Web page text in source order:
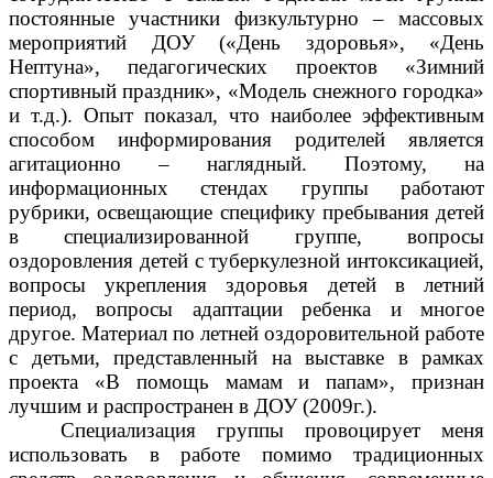
постоянные участники физкультурно – массовых
мероприятий ДОУ («День здоровья», «День
Нептуна», педагогических проектов «Зимний
спортивный праздник», «Модель снежного городка»
и т.д.). Опыт показал, что наиболее эффективным
способом информирования родителей является
агитационно – наглядный. Поэтому, на
информационных стендах группы работают
рубрики, освещающие специфику пребывания детей
в специализированной группе, вопросы
оздоровления детей с туберкулезной интоксикацией,
вопросы укрепления здоровья детей в летний
период, вопросы адаптации ребенка и многое
другое. Материал по летней оздоровительной работе
с детьми, представленный на выставке в рамках
проекта «В помощь мамам и папам», признан
лучшим и распространен в ДОУ (2009г.).
Специализация группы провоцирует меня
использовать в работе помимо традиционных